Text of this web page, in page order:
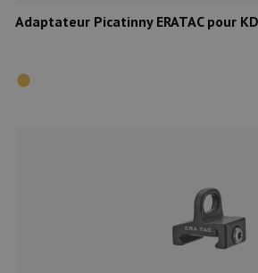
Adaptateur Picatinny ERATAC pour